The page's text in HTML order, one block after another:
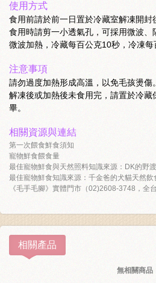
使用方式
食用前請於前一日置於冷藏室解凍開封
食用時請剪一小透氣孔，可採用微波、
微波加熱，冷藏每百公克10秒，冷凍每
注意事項
請勿過度加熱形成高溫，以免毛孩燙傷。
解凍後或加熱後未食用完，請置於冷
畢。
相關資源與連結
第一次餵食鮮食須知
寵物鮮食餵食量
最佳寵物鮮食與天然照料知識來源：DK的野
最佳寵物鮮食知識來源：千金爸的犬貓天然飲
《毛手毛腳》實體門市（02)2608-3748，全
相關產品
無相關商品